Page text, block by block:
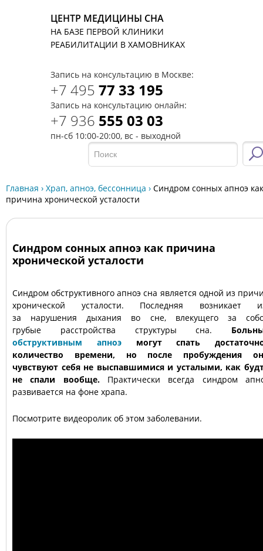
ЦЕНТР МЕДИЦИНЫ СНА
НА БАЗЕ ПЕРВОЙ КЛИНИКИ
РЕАБИЛИТАЦИИ В ХАМОВНИКАХ
Запись на консультацию в Москве:
+7 495 77 33 195
Запись на консультацию онлайн:
+7 936 555 03 03
пн-сб 10:00-20:00, вс - выходной
Главная › Храп, апноэ, бессонница › Синдром сонных апноэ как
причина хронической усталости
Синдром сонных апноэ как причина
хронической усталости
Синдром обструктивного апноэ сна является одной из
хронической усталости. Последняя возникает
за нарушения дыхания во сне, влекущего за
грубые расстройства структуры сна.
обструктивным апноэ могут спать
количество времени, но после пробуждения
чувствуют себя не выспавшимися и усталыми, как
не спали вообще. Практически всегда синдром
развивается на фоне храпа.
Посмотрите видеоролик об этом заболевании.